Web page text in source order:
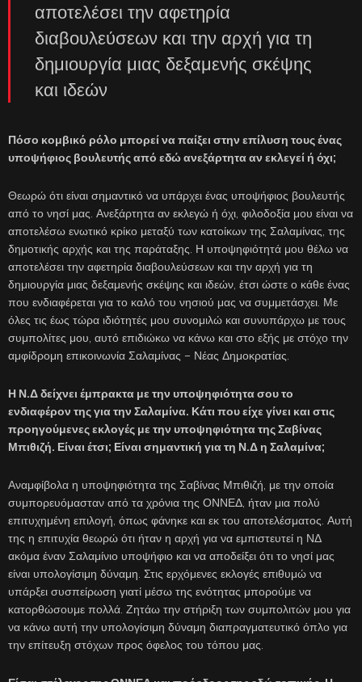
αποτελέσει την αφετηρία
διαβουλεύσεων και την αρχή για τη
δημιουργία μιας δεξαμενής σκέψης
και ιδεών
Πόσο κομβικό ρόλο μπορεί να παίξει στην επίλυση τους ένας
υποψήφιος βουλευτής από εδώ ανεξάρτητα αν εκλεγεί ή όχι;
Θεωρώ ότι είναι σημαντικό να υπάρχει ένας υποψήφιος βουλευτής
από το νησί μας. Ανεξάρτητα αν εκλεγώ ή όχι, φιλοδοξία μου είναι να
αποτελέσω ενωτικό κρίκο μεταξύ των κατοίκων της Σαλαμίνας, της
δημοτικής αρχής και της παράταξης. Η υποψηφιότητά μου θέλω να
αποτελέσει την αφετηρία διαβουλεύσεων και την αρχή για τη
δημιουργία μιας δεξαμενής σκέψης και ιδεών, έτσι ώστε ο κάθε ένας
που ενδιαφέρεται για το καλό του νησιού μας να συμμετάσχει. Με
όλες τις έως τώρα ιδιότητές μου συνομιλώ και συνυπάρχω με τους
συμπολίτες μου, αυτό επιδιώκω να κάνω και στο εξής με στόχο την
αμφίδρομη επικοινωνία Σαλαμίνας – Νέας Δημοκρατίας.
Η Ν.Δ δείχνει έμπρακτα με την υποψηφιότητα σου το
ενδιαφέρον της για την Σαλαμίνα. Κάτι που είχε γίνει και στις
προηγούμενες εκλογές με την υποψηφιότητα της Σαβίνας
Μπιθιζή. Είναι έτσι; Είναι σημαντική για τη Ν.Δ η Σαλαμίνα;
Αναμφίβολα η υποψηφιότητα της Σαβίνας Μπιθιζή, με την οποία
συμπορευόμασταν από τα χρόνια της ΟΝΝΕΔ, ήταν μια πολύ
επιτυχημένη επιλογή, όπως φάνηκε και εκ του αποτελέσματος. Αυτή
της η επιτυχία θεωρώ ότι ήταν η αρχή για να εμπιστευτεί η ΝΔ
ακόμα έναν Σαλαμίνιο υποψήφιο και να αποδείξει ότι το νησί μας
είναι υπολογίσιμη δύναμη. Στις ερχόμενες εκλογές επιθυμώ να
υπάρξει συσπείρωση γιατί μέσω της ενότητας μπορούμε να
κατορθώσουμε πολλά. Ζητάω την στήριξη των συμπολιτών μου για
να κάνω αυτή την υπολογίσιμη δύναμη διαπραγματευτικό όπλο για
την επίτευξη στόχων προς όφελος του τόπου μας.